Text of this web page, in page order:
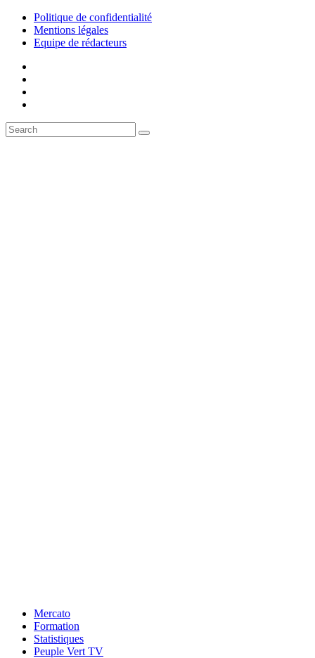
Politique de confidentialité
Mentions légales
Equipe de rédacteurs
Mercato
Formation
Statistiques
Peuple Vert TV